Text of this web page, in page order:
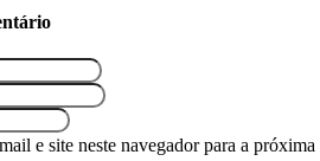
e site neste navegador para a próxima